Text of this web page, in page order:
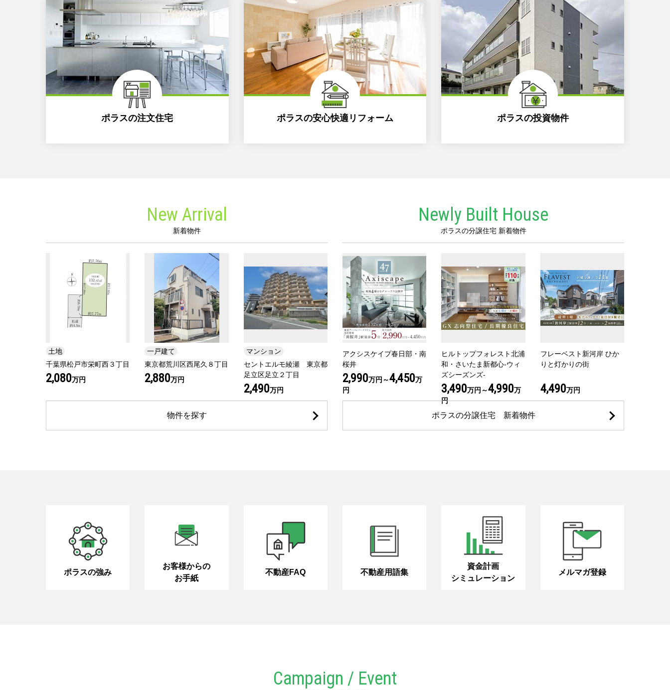
ポラスの注文住宅 ポラスの安心快適リフォーム ポラスの投資物件
New Arrival
新着物件
土地
千葉県松戸市栄町西３丁目
2,080万円
一戸建て
東京都荒川区西尾久８丁目
2,880万円
マンション
セントエルモ綾瀬 東京都
足立区足立２丁目
2,490万円
物件を探す
Newly Built House
ポラスの分譲住宅 新着物件
アクシスケイプ春日部・南
桜井
2,990万円～4,450万
円
ヒルトップフォレスト北浦
和・さいたま新都心-ウィ
ズシーズンズ-
3,490万円～4,990万
円
フレーベスト新河岸 ひか
りと灯かりの街
4,490万円
ポラスの分譲住宅 新着物件
ポラスの強み
お客様からの
お手紙
不動産FAQ 不動産用語集
資金計画
シミュレーション
メルマガ登録
Campaign / Event